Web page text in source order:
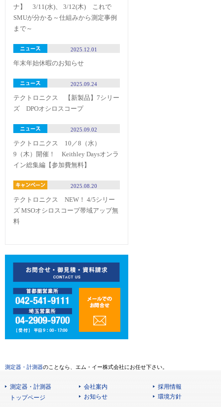
ナ】 3/11(水)、 3/12(木) これで
SMUが分かる～仕組みから測定事例
まで～
2025.12.01
年末年始休暇のお知らせ
2025.09.24
テクトロニクス 【新製品】7シリー
ズ DPOオシロスコープ
2025.09.02
テクトロニクス 10／8（水）
9（木）開催！ Keithley Daysオンラ
イン総集編【参加費無料】
2025.08.20
テクトロニクス NEW！ 4/5シリー
ズ MSOオシロスコープ帯域アップ無
料
測定器・計測器のことなら、エム・イー株式会社にお任せ下さい。
測定器・計測器
トップページ
会社案内
採用情報
お知らせ
環境方針